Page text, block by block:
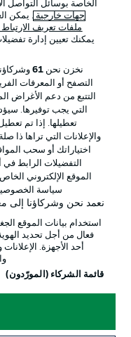
الإعلانات
شروط الاستخدام
الوظائف
تواصل معنا
© 2026 Bundesliga-Gruppe GmbH
الخاصة بوسائل
جهات خارجية . يمكن
ملفات تعريف الارتباط
يمكنك تعيين إدارة
نخزن نحن 61
التصفح أو المعرفات
التتبع من دعم الأغراض
التي يجب توفيرها.
تعطيلها. إذا تم
والإعلانات التي تراها ذا
اختياراتك أو سحب
التفضيلات الرابط
الموقع الإلكتروني
سياسة
نعمد نحن وشركاؤنا إلى
استخدام بيانات الموقع
فعال من أجل تحديد
أحد الأجهزة.
قائمة الشركاء (المورّدون)